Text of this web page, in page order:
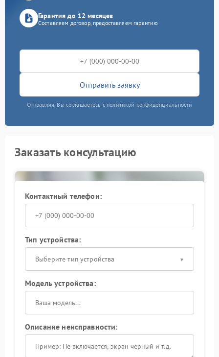
Гарантия до 12 месяцев
Составляем договор, предоставляем гарантию
Отправить заявку
Отправляя, Вы соглашаетесь с политикой конфиденциальности
Заказать консультацию
Контактный телефон:
Тип устройства:
Выберите тип устройства
Модель устройства:
Описание неисправности: